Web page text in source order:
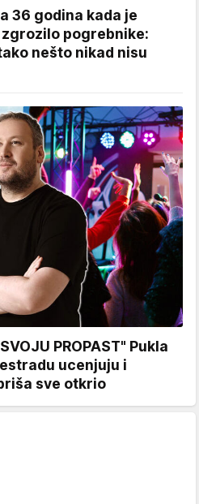
36 godina kada je
pogrebnike:
nešto nikad nisu
PROPAST" Pukla
ucenjuju i
sve otkrio